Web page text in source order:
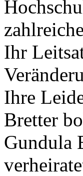
Ihr
Ihre
Bretter
Gundula